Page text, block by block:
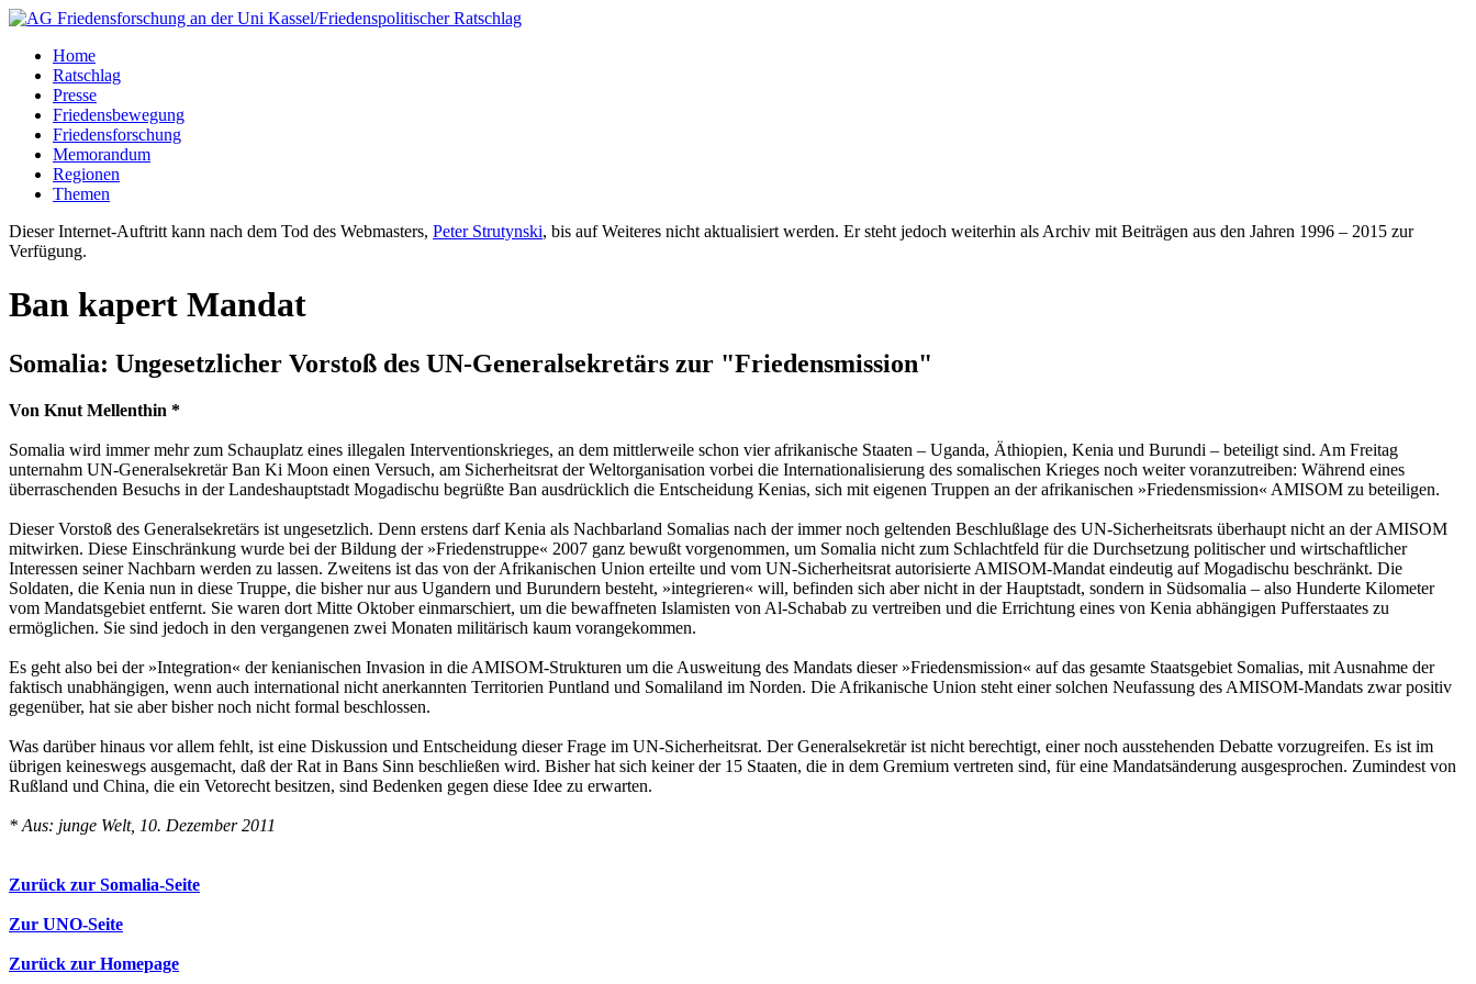
Home
Ratschlag
Presse
Friedensbewegung
Friedensforschung
Memorandum
Regionen
Themen
Dieser Internet-Auftritt kann nach dem Tod des Webmasters, Peter Strutynski, bis auf Weiteres nicht aktualisiert werden. Er steht jedoch weiterhin als Archiv mit Beiträgen aus den Jahren 1996 – 2015 zur
Verfügung.
Ban kapert Mandat
Somalia: Ungesetzlicher Vorstoß des UN-Generalsekretärs zur "Friedensmission"
Von Knut Mellenthin *
Somalia wird immer mehr zum Schauplatz eines illegalen Interventionskrieges, an dem mittlerweile schon vier afrikanische Staaten – Uganda, Äthiopien, Kenia und Burundi – beteiligt sind. Am Freitag
unternahm UN-Generalsekretär Ban Ki Moon einen Versuch, am Sicherheitsrat der Weltorganisation vorbei die Internationalisierung des somalischen Krieges noch weiter voranzutreiben: Während eines
überraschenden Besuchs in der Landeshauptstadt Mogadischu begrüßte Ban ausdrücklich die Entscheidung Kenias, sich mit eigenen Truppen an der afrikanischen »Friedensmission« AMISOM zu beteiligen.
Dieser Vorstoß des Generalsekretärs ist ungesetzlich. Denn erstens darf Kenia als Nachbarland Somalias nach der immer noch geltenden Beschlußlage des UN-Sicherheitsrats überhaupt nicht an der AMISOM
mitwirken. Diese Einschränkung wurde bei der Bildung der »Friedenstruppe« 2007 ganz bewußt vorgenommen, um Somalia nicht zum Schlachtfeld für die Durchsetzung politischer und wirtschaftlicher
Interessen seiner Nachbarn werden zu lassen. Zweitens ist das von der Afrikanischen Union erteilte und vom UN-Sicherheitsrat autorisierte AMISOM-Mandat eindeutig auf Mogadischu beschränkt. Die
Soldaten, die Kenia nun in diese Truppe, die bisher nur aus Ugandern und Burundern besteht, »integrieren« will, befinden sich aber nicht in der Hauptstadt, sondern in Südsomalia – also Hunderte Kilometer
vom Mandatsgebiet entfernt. Sie waren dort Mitte Oktober einmarschiert, um die bewaffneten Islamisten von Al-Schabab zu vertreiben und die Errichtung eines von Kenia abhängigen Pufferstaates zu
ermöglichen. Sie sind jedoch in den vergangenen zwei Monaten militärisch kaum vorangekommen.
Es geht also bei der »Integration« der kenianischen Invasion in die AMISOM-Strukturen um die Ausweitung des Mandats dieser »Friedensmission« auf das gesamte Staatsgebiet Somalias, mit Ausnahme der
faktisch unabhängigen, wenn auch international nicht anerkannten Territorien Puntland und Somaliland im Norden. Die Afrikanische Union steht einer solchen Neufassung des AMISOM-Mandats zwar positiv
gegenüber, hat sie aber bisher noch nicht formal beschlossen.
Was darüber hinaus vor allem fehlt, ist eine Diskussion und Entscheidung dieser Frage im UN-Sicherheitsrat. Der Generalsekretär ist nicht berechtigt, einer noch ausstehenden Debatte vorzugreifen. Es ist im
übrigen keineswegs ausgemacht, daß der Rat in Bans Sinn beschließen wird. Bisher hat sich keiner der 15 Staaten, die in dem Gremium vertreten sind, für eine Mandatsänderung ausgesprochen. Zumindest von
Rußland und China, die ein Vetorecht besitzen, sind Bedenken gegen diese Idee zu erwarten.
* Aus: junge Welt, 10. Dezember 2011
Zurück zur Somalia-Seite
Zur UNO-Seite
Zurück zur Homepage